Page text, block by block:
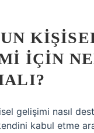
IÇIN
gelişimi nasıl
kabul etme